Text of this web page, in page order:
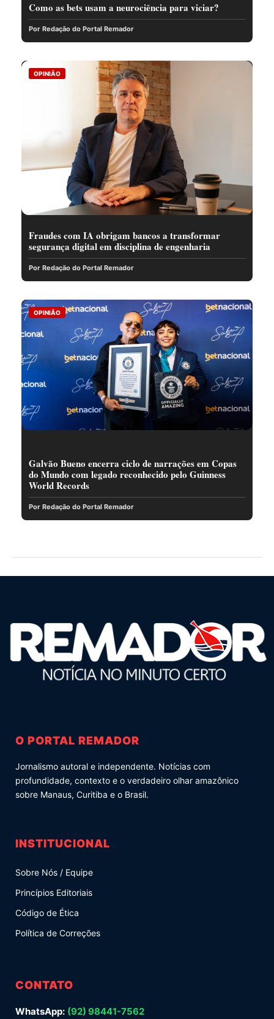
Como as bets usam a neurociência para viciar?
Por Redação do Portal Remador
OPINIÃO
Fraudes com IA obrigam bancos a transformar
segurança digital em disciplina de engenharia
Por Redação do Portal Remador
OPINIÃO
Galvão Bueno encerra ciclo de narrações em Copas
do Mundo com legado reconhecido pelo Guinness
World Records
Por Redação do Portal Remador
O PORTAL REMADOR
Jornalismo autoral e independente. Notícias com
profundidade, contexto e o verdadeiro olhar amazônico
sobre Manaus, Curitiba e o Brasil.
INSTITUCIONAL
Sobre Nós / Equipe
Princípios Editoriais
Código de Ética
Política de Correções
CONTATO
WhatsApp: (92) 98441-7562